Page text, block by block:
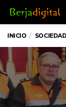
INICIO SOCIEDAD